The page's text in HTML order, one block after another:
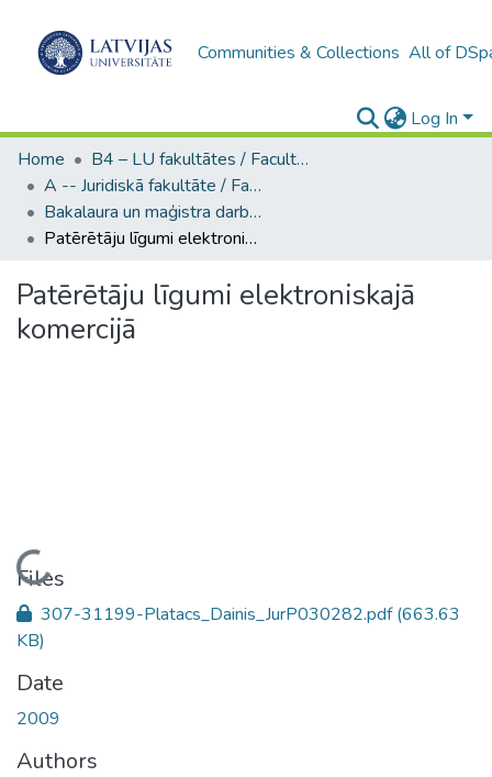
Communities & Collections All of
Log In
Home
B4 – LU fakultātes / Faculties of the UL
A -- Juridiskā fakultāte / Faculty of Law
Bakalaura un maģistra darbi (JF) / Bachelor's and Master's theses
Patērētāju līgumi elektroniskajā komercijā
Patērētāju līgumi elektroniskajā
komercijā
Loading...
Files
307-31199-Platacs_Dainis_JurP030282.pdf(663.63
KB)
Date
2009
Authors